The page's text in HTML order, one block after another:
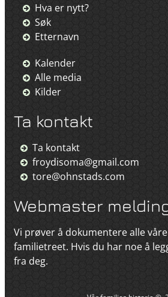
Hva er nytt?
Søk
Etternavn
Kalender
Alle media
Kilder
Ta kontakt
Ta kontakt
froydisoma@gmail.com
tore@ohnstads.com
Webmaster
Vi prøver å dokumentere alle
familietreet. Hvis du har noe å
fra deg.